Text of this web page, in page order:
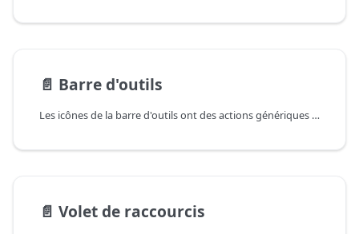
📄️ Barre d'outils
Les icônes de la barre d'outils ont des actions génériques dont le résultat dépend de la fenêtre courante.
📄️ Volet de raccourcis